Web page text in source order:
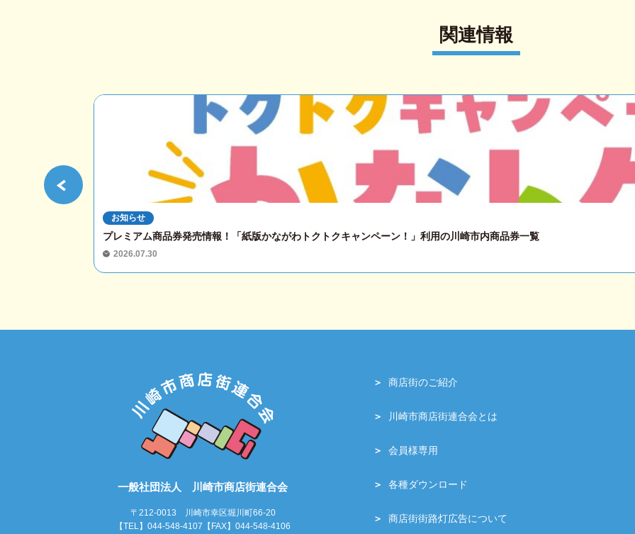
関連情報
プレミアム商品券発売情報！「紙版かながわトクトクキャンペーン！」利用の川崎市内商品券一覧
2026.07.30
お知らせ
一般社団法人 川崎市商店街連合会
〒212-0013 川崎市幸区堀川町66-20
【TEL】044-548-4107【FAX】044-548-4106
商店街のご紹介
川崎市商店街連合会とは
会員様専用
各種ダウンロード
商店街街路灯広告について